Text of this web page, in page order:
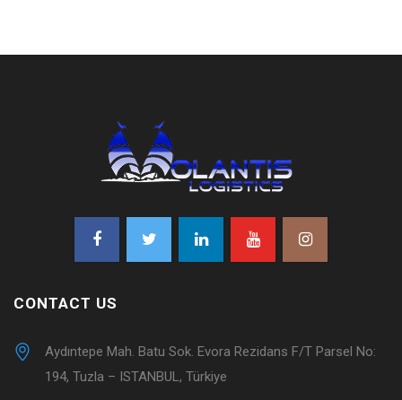
CONTACT US
Aydıntepe Mah. Batu Sok. Evora Rezidans F/T Parsel No:
194, Tuzla – ISTANBUL, Türkiye